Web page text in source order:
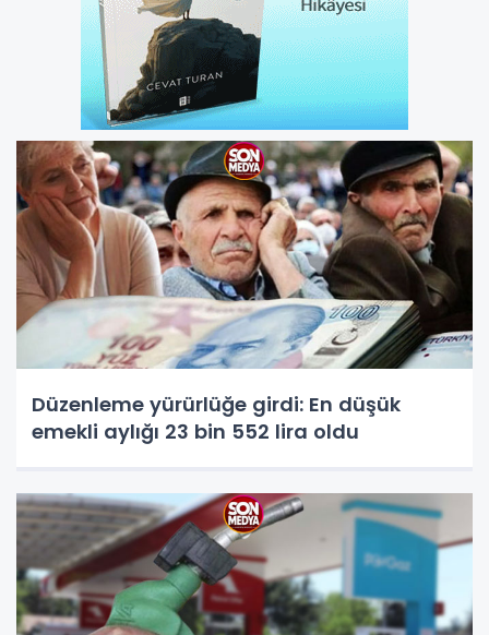
Düzenleme yürürlüğe girdi: En düşük
emekli aylığı 23 bin 552 lira oldu